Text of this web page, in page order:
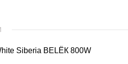
Siberia BELЁК 800W